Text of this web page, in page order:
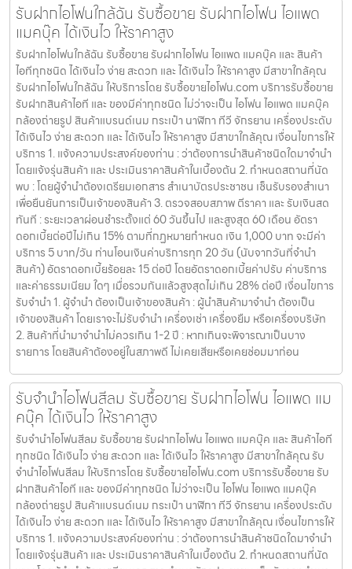
รับฝากไอโฟนใกล้ฉัน รับซื้อขาย รับฝากไอโฟน ไอแพด
แมคบุ๊ค ได้เงินไว ให้ราคาสูง
รับฝากไอโฟนใกล้ฉัน รับซื้อขาย รับฝากไอโฟน ไอแพด แมคบุ๊ค และ สินค้า
ไอทีทุกชนิด ได้เงินไว ง่าย สะดวก และ ได้เงินไว ให้ราคาสูง มีสาขาใกล้คุณ
รับฝากไอโฟนใกล้ฉัน ให้บริการโดย รับซื้อขายไอโฟน.com บริการรับซื้อขาย
รับฝากสินค้าไอที และ ของมีค่าทุกชนิด ไม่ว่าจะเป็น ไอโฟน ไอแพด แมคบุ๊ค
กล้องถ่ายรูป สินค้าแบรนด์เนม กระเป๋า นาฬิกา ทีวี จักรยาน เครื่องประดับ
ได้เงินไว ง่าย สะดวก และ ได้เงินไว ให้ราคาสูง มีสาขาใกล้คุณ เงื่อนไขการให้
บริการ 1. แจ้งความประสงค์ของท่าน : ว่าต้องการนำสินค้าชนิดใดมาจำนำ
โดยแจ้งรุ่นสินค้า และ ประเมินราคาสินค้าในเบื้องต้น 2. กำหนดสถานที่นัด
พบ : โดยผู้จำนำต้องเตรียมเอกสาร สำเนาบัตรประชาชน เซ็นรับรองสำเนา
เพื่อยืนยันการเป็นเจ้าของสินค้า 3. ตรวจสอบสภาพ ตีราคา และ รับเงินสด
ทันที : ระยะเวลาผ่อนชำระตั้งแต่ 60 วันขึ้นไป และสูงสุด 60 เดือน อัตรา
ดอกเบี้ยต่อปีไม่เกิน 15% ตามที่กฏหมายกำหนด เงิน 1,000 บาท จะมีค่า
บริการ 5 บาท/วัน ท่านโอนเงินค่าบริการทุก 20 วัน (นับจากวันที่จำนำ
สินค้า) อัตราดอกเบี้ยร้อยละ 15 ต่อปี โดยอัตราดอกเบี้ยค่าปรับ ค่าบริการ
และค่าธรรมเนียม ใดๆ เมื่อรวมกันแล้วสูงสุดไม่เกิน 28% ต่อปี เงื่อนไขการ
รับจำนำ 1. ผู้จำนำ ต้องเป็นเจ้าของสินค้า : ผู้นำสินค้ามาจำนำ ต้องเป็น
เจ้าของสินค้า โดยเราจะไม่รับจำนำ เครื่องเช่า เครื่องยืม หรือเครื่องบริษัท
2. สินค้าที่นำมาจำนำไม่ควรเกิน 1-2 ปี : หากเกินจะพิจารณาเป็นบาง
รายการ โดยสินค้าต้องอยู่ในสภาพดี ไม่เคยเสียหรือเคยซ่อมมาก่อน
รับจำนำไอโฟนสีลม รับซื้อขาย รับฝากไอโฟน ไอแพด แม
คบุ๊ค ได้เงินไว ให้ราคาสูง
รับจำนำไอโฟนสีลม รับซื้อขาย รับฝากไอโฟน ไอแพด แมคบุ๊ค และ สินค้าไอที
ทุกชนิด ได้เงินไว ง่าย สะดวก และ ได้เงินไว ให้ราคาสูง มีสาขาใกล้คุณ รับ
จำนำไอโฟนสีลม ให้บริการโดย รับซื้อขายไอโฟน.com บริการรับซื้อขาย รับ
ฝากสินค้าไอที และ ของมีค่าทุกชนิด ไม่ว่าจะเป็น ไอโฟน ไอแพด แมคบุ๊ค
กล้องถ่ายรูป สินค้าแบรนด์เนม กระเป๋า นาฬิกา ทีวี จักรยาน เครื่องประดับ
ได้เงินไว ง่าย สะดวก และ ได้เงินไว ให้ราคาสูง มีสาขาใกล้คุณ เงื่อนไขการให้
บริการ 1. แจ้งความประสงค์ของท่าน : ว่าต้องการนำสินค้าชนิดใดมาจำนำ
โดยแจ้งรุ่นสินค้า และ ประเมินราคาสินค้าในเบื้องต้น 2. กำหนดสถานที่นัด